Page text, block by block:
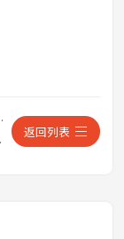
返回列表